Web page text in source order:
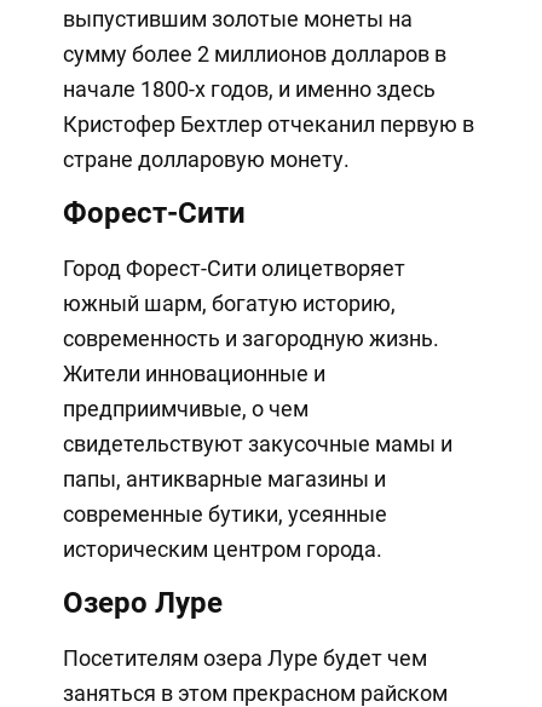
выпустившим золотые монеты на
сумму более 2 миллионов долларов в
начале 1800-х годов, и именно здесь
Кристофер Бехтлер отчеканил первую в
стране долларовую монету.
Форест-Сити
Город Форест-Сити олицетворяет
южный шарм, богатую историю,
современность и загородную жизнь.
Жители инновационные и
предприимчивые, о чем
свидетельствуют закусочные мамы и
папы, антикварные магазины и
современные бутики, усеянные
историческим центром города.
Озеро Луре
Посетителям озера Луре будет чем
заняться в этом прекрасном райском